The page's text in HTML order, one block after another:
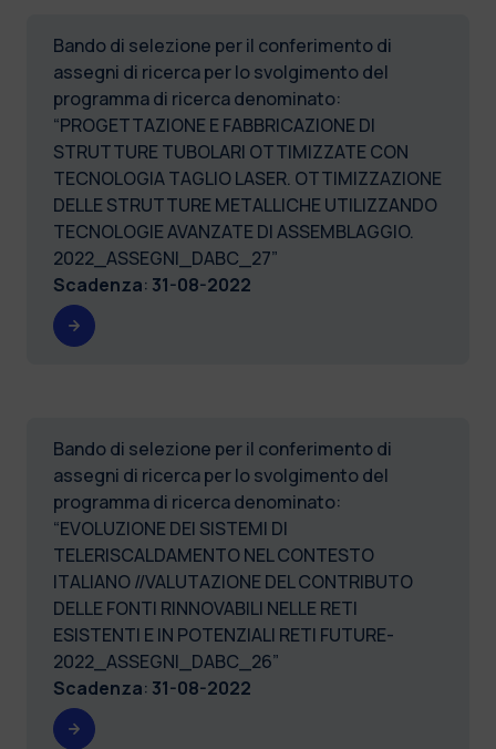
Bando di selezione per il conferimento di
assegni di ricerca per lo svolgimento del
programma di ricerca denominato:
“PROGETTAZIONE E FABBRICAZIONE DI
STRUTTURE TUBOLARI OTTIMIZZATE CON
TECNOLOGIA TAGLIO LASER. OTTIMIZZAZIONE
DELLE STRUTTURE METALLICHE UTILIZZANDO
TECNOLOGIE AVANZATE DI ASSEMBLAGGIO.
2022_ASSEGNI_DABC_27”
Scadenza: 31-08-2022
Bando di selezione per il conferimento di
assegni di ricerca per lo svolgimento del
programma di ricerca denominato:
“EVOLUZIONE DEI SISTEMI DI
TELERISCALDAMENTO NEL CONTESTO
ITALIANO //VALUTAZIONE DEL CONTRIBUTO
DELLE FONTI RINNOVABILI NELLE RETI
ESISTENTI E IN POTENZIALI RETI FUTURE-
2022_ASSEGNI_DABC_26”
Scadenza: 31-08-2022